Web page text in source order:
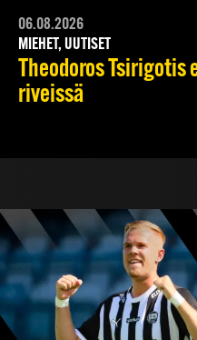
06.08.2026
MIEHET, UUTISET
Theodoros Tsirigotis
riveissä